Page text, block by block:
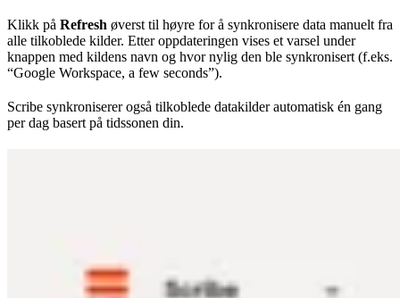
Klikk på Refresh øverst til høyre for å synkronisere data manuelt fra
alle tilkoblede kilder. Etter oppdateringen vises et varsel under
knappen med kildens navn og hvor nylig den ble synkronisert (f.eks.
“Google Workspace, a few seconds”).
Scribe synkroniserer også tilkoblede datakilder automatisk én gang
per dag basert på tidssonen din.